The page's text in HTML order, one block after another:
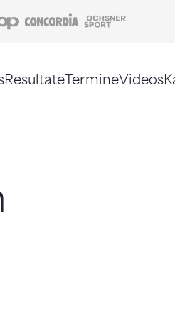
Coop Concordia
ResultateTermineVideos